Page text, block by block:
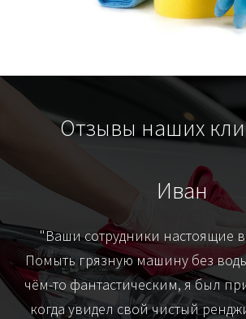
Отзывы наших
Иван
"Ваши сотрудники настоящие
Помыть грязную машину без
чём-то фантастическим, я был
когда увидел свой чистый